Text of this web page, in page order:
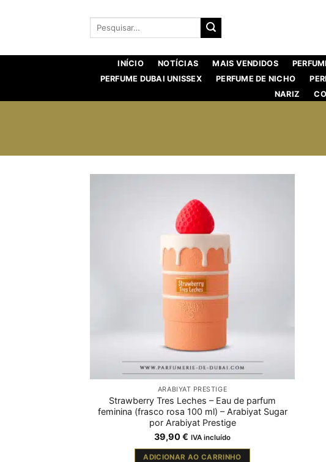
conteúdo
Procurar
INÍCIO NOTÍCIAS MAIS VENDIDOS
PERFUME DUBAI UNISSEX
PERFUME DE NICHO
NARIZ
ARABIYAT PRESTIGE
Strawberry Tres Leches – Eau de parfum
feminina (frasco rosa 100 ml) – Arabiyat Sugar
por Arabiyat Prestige
39,90€ IVA incluído
ADICIONAR AO CARRINHO